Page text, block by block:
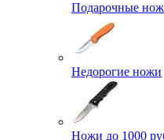
Подарочные
Недорогие ножи
Ножи до 1000